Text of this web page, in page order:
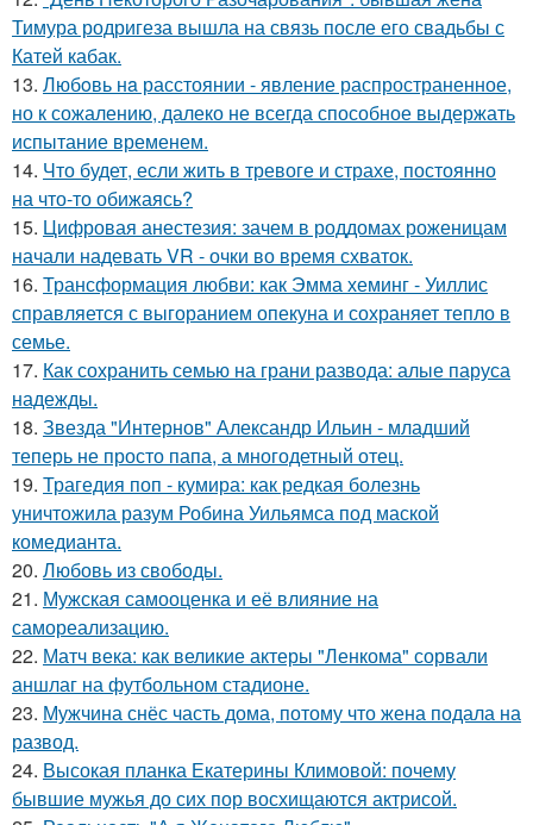
Тимура родригеза вышла на связь после его свадьбы с
Катей кабак.
13. Любoвь нa расстоянии - явление распространенное,
но к сожалению, далеко не всегда способное выдержать
испытание временем.
14. Что будет, если жить в тревоге и страхе, постоянно
на что-то обижаясь?
15. Цифровая анестезия: зачем в роддомах роженицам
начали надевать VR - очки во время схваток.
16. Трансформация любви: как Эмма хеминг - Уиллис
справляется с выгоранием опекуна и сохраняет тепло в
семье.
17. Как сохранить семью на грани развода: алые паруса
надежды.
18. Звезда "Интернов" Александр Ильин - младший
теперь не просто папа, а многодетный отец.
19. Трагедия поп - кумира: как редкая болезнь
уничтожила разум Робина Уильямса под маской
комедианта.
20. Любовь из свободы.
21. Мужская самооценка и её влияние на
самореализацию.
22. Матч века: как великие актеры "Ленкома" сорвали
аншлаг на футбольном стадионе.
23. Мужчина снёс часть дома, потому что жена подала на
развод.
24. Высокая планка Екатерины Климовой: почему
бывшие мужья до сих пор восхищаются актрисой.